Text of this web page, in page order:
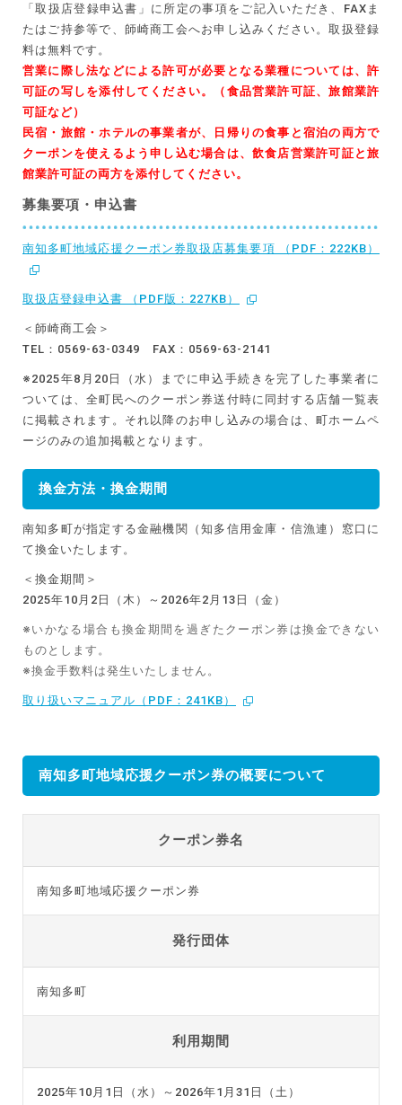
「取扱店登録申込書」に所定の事項をご記入いただき、FAXま
たはご持参等で、師崎商工会へお申し込みください。取扱登録
料は無料です。
営業に際し法などによる許可が必要となる業種については、許
可証の写しを添付してください。（食品営業許可証、旅館業許
可証など）
民宿・旅館・ホテルの事業者が、日帰りの食事と宿泊の両方で
クーポンを使えるよう申し込む場合は、飲食店営業許可証と旅
館業許可証の両方を添付してください。
募集要項・申込書
南知多町地域応援クーポン券取扱店募集要項 （PDF：222KB）
取扱店登録申込書 （PDF版：227KB）
＜師崎商工会＞
TEL：0569-63-0349 FAX：0569-63-2141
※2025年8月20日（水）までに申込手続きを完了した事業者に
ついては、全町民へのクーポン券送付時に同封する店舗一覧表
に掲載されます。それ以降のお申し込みの場合は、町ホームペ
ージのみの追加掲載となります。
換金方法・換金期間
南知多町が指定する金融機関（知多信用金庫・信漁連）窓口に
て換金いたします。
＜換金期間＞
2025年10月2日（木）～2026年2月13日（金）
※いかなる場合も換金期間を過ぎたクーポン券は換金できない
ものとします。
※換金手数料は発生いたしません。
取り扱いマニュアル（PDF：241KB）
南知多町地域応援クーポン券の概要について
クーポン券名
南知多町地域応援クーポン券
発行団体
南知多町
利用期間
2025年10月1日（水）～2026年1月31日（土）